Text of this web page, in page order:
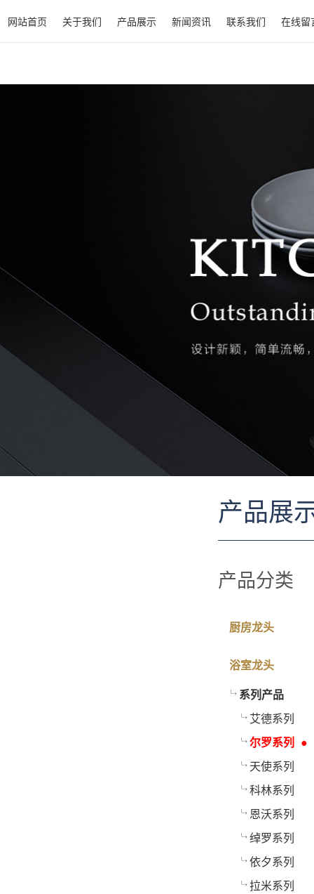
网站首页 关于我们 产品展示 新闻资讯 联系我们 在线留
产品展
产品分类
厨房龙头
浴室龙头
系列产品
艾德系列
尔罗系列
天使系列
科林系列
恩沃系列
绰罗系列
依夕系列
拉米系列